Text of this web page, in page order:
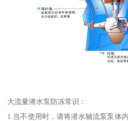
大流量潜水泵防冻常识：
1.当不使用时，请将潜水轴流泵泵体